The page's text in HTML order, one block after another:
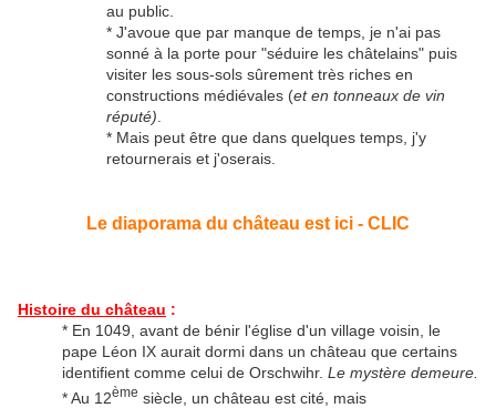
au public.
* J'avoue que par manque de temps, je n'ai pas
sonné à la porte pour "séduire les châtelains" puis
visiter les sous-sols sûrement très riches en
constructions médiévales (et en tonneaux de vin
réputé)
* Mais peut être que dans quelques temps, j'y
retournerais et j'oserais.
Le diaporama du château est ici - CLIC
Histoire du château :
* En 1049, avant de bénir l'église d'un village voisin, le
pape Léon IX aurait dormi dans un château que certains
identifient comme celui de Orschwihr. Le mystère demeure.
* Au 12ème siècle, un château est cité, mais